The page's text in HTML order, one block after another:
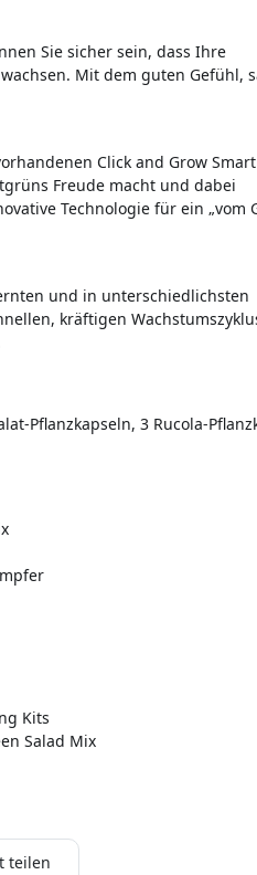
Sie sicher sein, dass Ihre
Mit dem guten Gefühl,
Click and Grow Smart
Freude macht und dabei
Technologie für ein „vom
und in unterschiedlichsten
kräftigen
Pflanzkapseln, 3 Rucola-
Kits
Salad Mix
teilen